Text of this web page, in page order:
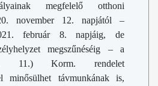
megfelelő otthoni
november 12. napjától –
február 8. napjáig, de
megszűnéséig – a
11.) Korm. rendelet
minősülhet távmunkának is,